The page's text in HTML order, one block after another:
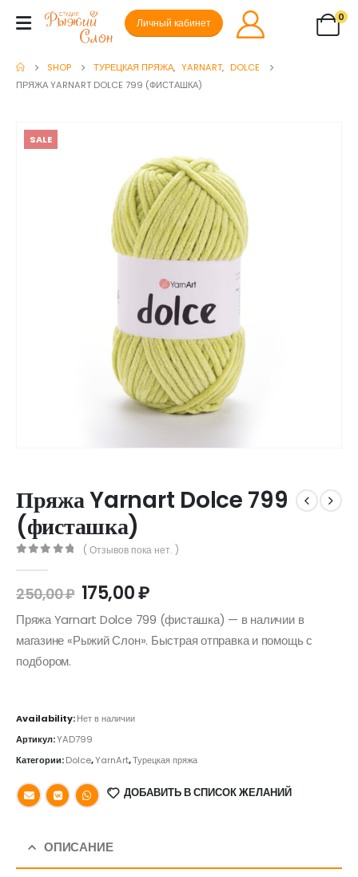
Личный кабинет
0
SHOP ТУРЕЦКАЯ ПРЯЖА, YARNART, DOLCE
ПРЯЖА YARNART DOLCE 799 (ФИСТАШКА)
SALE
Пряжа Yarnart Dolce 799
(фисташка)
( Отзывов пока нет. )
250,00₽ 175,00₽
Пряжа Yarnart Dolce 799 (фисташка) — в наличии в
магазине «Рыжий Слон». Быстрая отправка и помощь с
подбором.
Availability:Нет в наличии
Артикул:YAD799
Категории:Dolce,YarnArt,Турецкая пряжа
ДОБАВИТЬ В СПИСОК ЖЕЛАНИЙ
ОПИСАНИЕ